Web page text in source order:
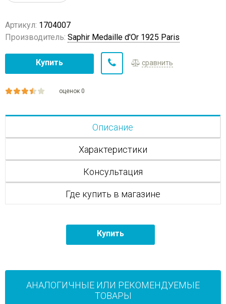
Артикул: 1704007
Производитель: Saphir Medaille d'Or 1925 Paris
Купить сравнить
оценок 0
Описание
Характеристики
Консультация
Где купить в магазине
Купить
АНАЛОГИЧНЫЕ ИЛИ РЕКОМЕНДУЕМЫЕ
ТОВАРЫ